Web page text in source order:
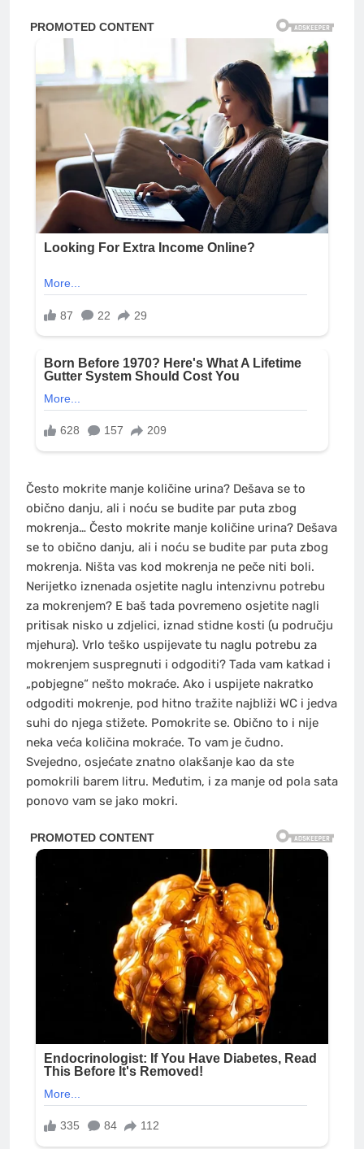
Često mokrite manje količine urina? Dešava se to
obično danju, ali i noću se budite par puta zbog
mokrenja… Često mokrite manje količine urina? Dešava
se to obično danju, ali i noću se budite par puta zbog
mokrenja. Ništa vas kod mokrenja ne peče niti boli.
Nerijetko iznenada osjetite naglu intenzivnu potrebu
za mokrenjem? E baš tada povremeno osjetite nagli
pritisak nisko u zdjelici, iznad stidne kosti (u području
mjehura). Vrlo teško uspijevate tu naglu potrebu za
mokrenjem suspregnuti i odgoditi? Tada vam katkad i
„pobjegne“ nešto mokraće. Ako i uspijete nakratko
odgoditi mokrenje, pod hitno tražite najbliži WC i jedva
suhi do njega stižete. Pomokrite se. Obično to i nije
neka veća količina mokraće. To vam je čudno.
Svejedno, osjećate znatno olakšanje kao da ste
pomokrili barem litru. Međutim, i za manje od pola sata
ponovo vam se jako mokri.